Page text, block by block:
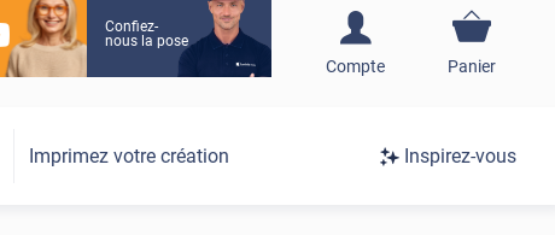
Confiez-
nous la pose
Compte
S'inscrire / Se
Panier
Imprimez votre création Inspirez-vous